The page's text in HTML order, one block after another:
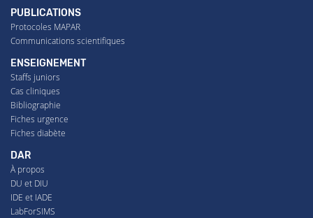
PUBLICATIONS
Protocoles MAPAR
Communications scientifiques
ENSEIGNEMENT
Staffs juniors
Cas cliniques
Bibliographie
Fiches urgence
Fiches diabète
DAR
À propos
DU et DIU
IDE et IADE
LabForSIMS